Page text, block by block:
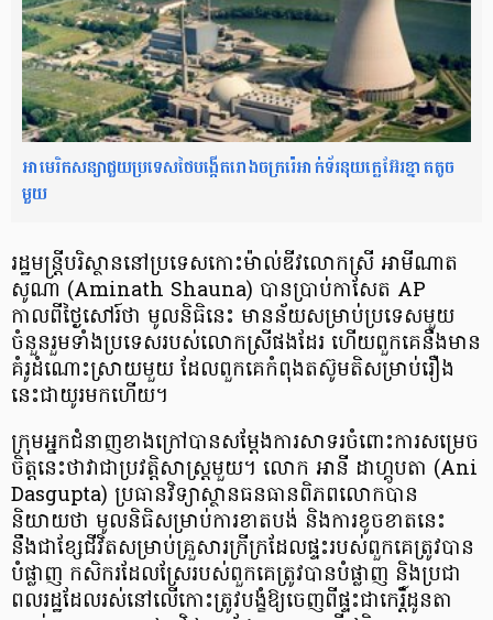
អាមេរិកសន្យាជួយប្រទេសថៃបង្កើតរោងចក្ររ៉េអាក់ទ័រនុយក្លេអ៊ែរខ្នាតតូច
មួយ
រដ្ឋមន្ត្រីបរិស្ថាននៅប្រទេសកោះម៉ាល់ឌីវលោកស្រី អាមីណាត
សូណា (Aminath Shauna) បានប្រាប់កាសែត AP
កាលពីថ្ងៃសៅរ៍ថា មូលនិធិនេះ មានន័យសម្រាប់ប្រទេសមួយ
ចំនួនរួមទាំងប្រទេសរបស់លោកស្រីផងដែរ ហើយពួកគេនឹងមាន
គំរូដំណោះស្រាយមួយ ដែលពួកគេកំពុងតស៊ូមតិសម្រាប់រឿង
នេះជាយូរមកហើយ។
ក្រុមអ្នកជំនាញខាងក្រៅបានសម្ដែងការសាទរចំពោះការសម្រេច
ចិត្តនេះថាវាជាប្រវត្តិសាស្ត្រមួយ។ លោក អានី ដាហ្គូបតា (Ani
Dasgupta) ប្រធានវិទ្យាស្ថានធនធានពិភពលោកបាន
និយាយថា មូលនិធិសម្រាប់ការខាតបង់ និងការខូចខាតនេះ
នឹងជាខ្សែជីវិតសម្រាប់គ្រួសារក្រីក្រដែលផ្ទះរបស់ពួកគេត្រូវបាន
បំផ្លាញ កសិករដែលស្រែរបស់ពួកគេត្រូវបានបំផ្លាញ និងប្រជា
ពលរដ្ឋដែលរស់នៅលើកោះត្រូវបង្ខំឱ្យចេញពីផ្ទះជាកេរ្ដិ៍ដូនតា